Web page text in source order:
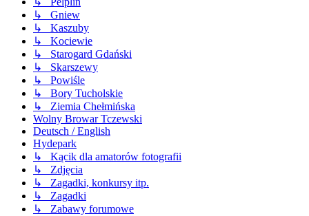
↳ Gniew
↳ Kaszuby
↳ Kociewie
↳ Starogard Gdański
↳ Skarszewy
↳ Powiśle
↳ Bory Tucholskie
↳ Ziemia Chełmińska
Wolny Browar Tczewski
Deutsch / English
Hydepark
↳ Kącik dla amatorów fotografii
↳ Zdjęcia
↳ Zagadki, konkursy itp.
↳ Zagadki
↳ Zabawy forumowe